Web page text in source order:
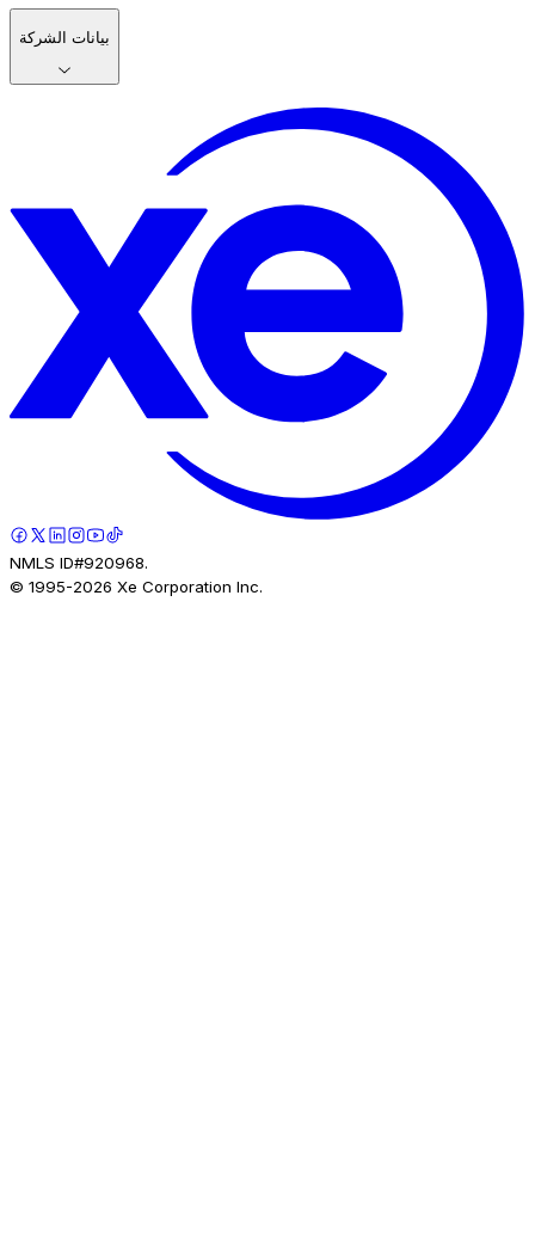
بيانات الشركة
NMLS ID#920968.
© 1995-2026 Xe Corporation Inc.